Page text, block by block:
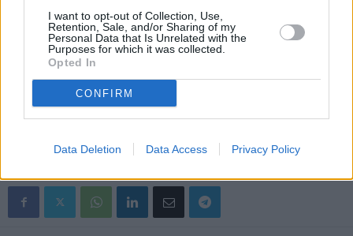
I want to opt-out of Collection, Use,
Retention, Sale, and/or Sharing of my
Personal Data that Is Unrelated with the
Purposes for which it was collected.
Opted In
CONFIRM
Data Deletion Data Access Privacy Policy
unità senza precedenti. Come ha detto il presidente Zelensky la
quantità di lavoro è colossale. Ma insieme possiamo vincere la
sfida. Ecco perchè abbiamo proposto una piattaforma di
ricostruzione che sarà guidata dall’Ucraina e dalla Commissione
europea, perchè combineremo la riforma con gli investimenti”.
– foto agenzia fotogramma.it-